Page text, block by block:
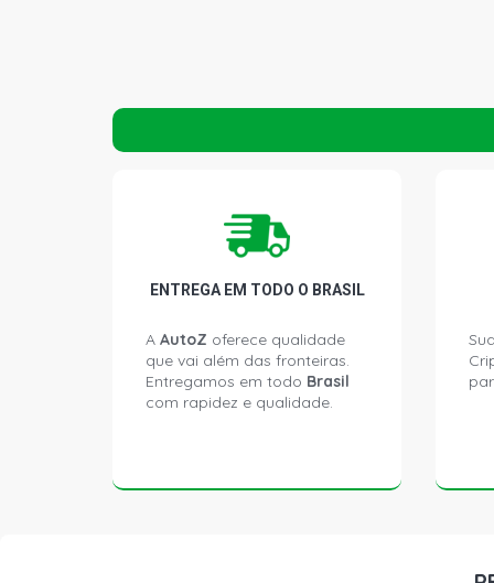
ENTREGA EM TODO O BRASIL
A AutoZ oferece qualidade
que vai além das fronteiras.
Entregamos em todo Brasil
com rapidez e qualidade.